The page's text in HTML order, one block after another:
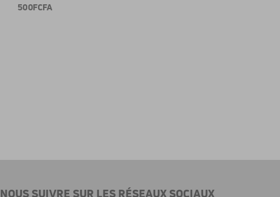
500 FCFA
NOUS SUIVRE SUR LES RÉSEAUX SOCIAUX